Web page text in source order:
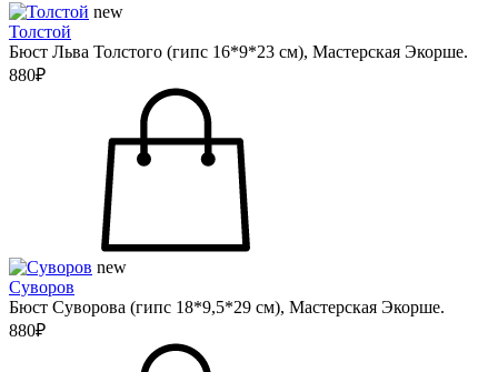
new
Толстой
Бюст Льва Толстого (гипс 16*9*23 см), Мастерская Экорше.
880₽
new
Суворов
Бюст Суворова (гипс 18*9,5*29 см), Мастерская Экорше.
880₽